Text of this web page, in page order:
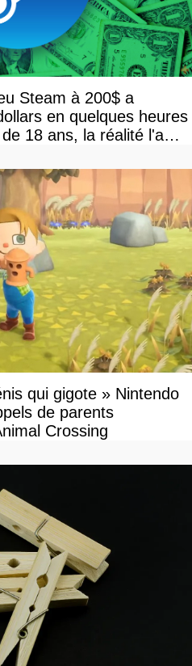
Steam à 200$ a
en quelques heures
18 ans, la réalité l'a
qui gigote » Nintendo
de parents
Crossing